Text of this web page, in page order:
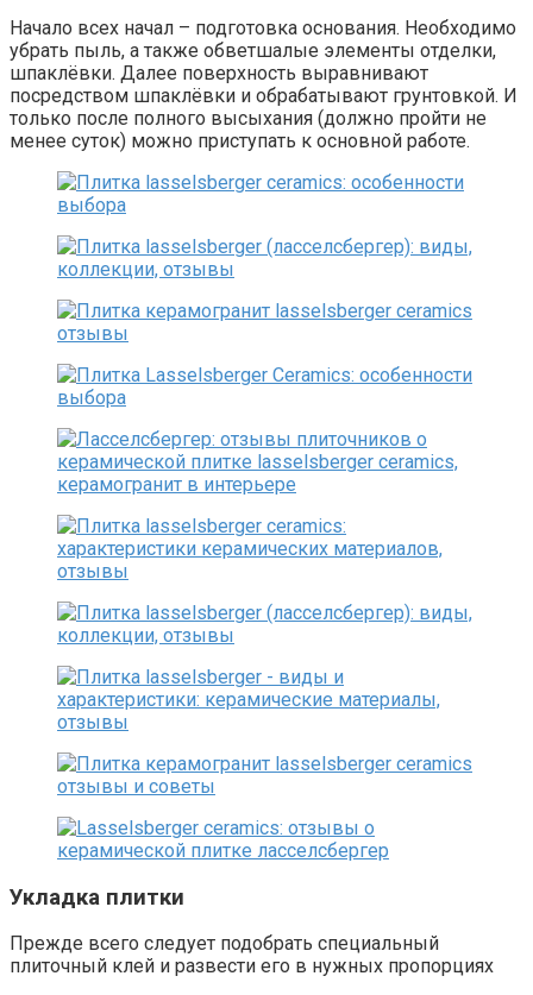
Начало всех начал – подготовка основания. Необходимо
убрать пыль, а также обветшалые элементы отделки,
шпаклёвки. Далее поверхность выравнивают
посредством шпаклёвки и обрабатывают грунтовкой. И
только после полного высыхания (должно пройти не
менее суток) можно приступать к основной работе.
Укладка плитки
Прежде всего следует подобрать специальный
плиточный клей и развести его в нужных пропорциях